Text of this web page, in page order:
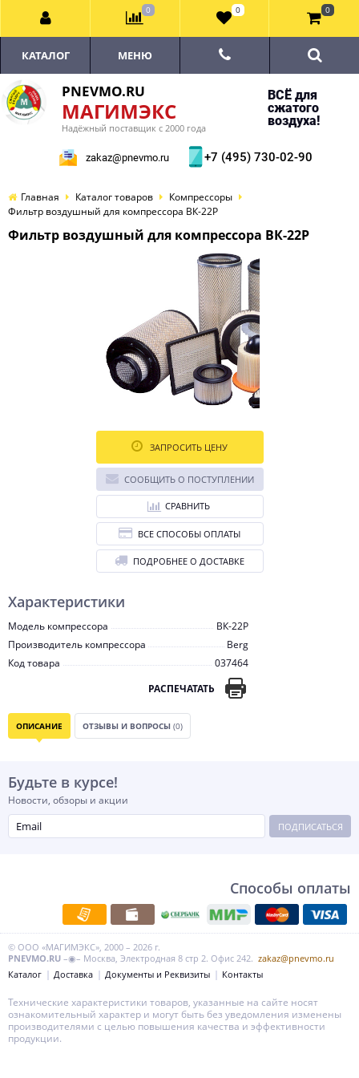
PNEVMO.RU
МАГИМЭКС
Надёжный поставщик с 2000 года
ВСЁ для
сжатого
воздуха!
zakaz@pnevmo.ru +7 (495) 730-02-90
КАТАЛОГ МЕНЮ
Главная Каталог товаров
Компрессоры
Фильтр воздушный для компрессора ВК-22Р
Фильтр воздушный для компрессора ВК-22Р
Характеристики
Модель компрессора
ВК-22Р
Производитель компрессора
Berg
Код товара
037464
РАСПЕЧАТАТЬ
ЗАПРОСИТЬ ЦЕНУ
СООБЩИТЬ О ПОСТУПЛЕНИИ
СРАВНИТЬ
ВСЕ СПОСОБЫ ОПЛАТЫ
ПОДРОБНЕЕ О ДОСТАВКЕ
ОПИСАНИЕ ОТЗЫВЫ И ВОПРОСЫ (0)
Будьте в курсе!
Новости, обзоры и акции
ПОДПИСАТЬСЯ
Способы оплаты
© ООО «МАГИМЭКС», 2000 – 2026 г.
PNEVMO.RU –◉– Москва, Электродная 8 стр 2. Офис 242. zakaz@pnevmo.ru
Каталог
Доставка Документы и Реквизиты Контакты
0 0 0
Технические характеристики товаров, указанные на сайте носят
ознакомительный характер и могут быть без уведомления изменены
производителями с целью повышения качества и эффективности
продукции.